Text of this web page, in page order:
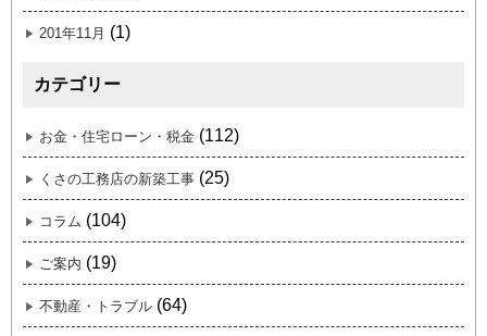
201年11月 (1)
カテゴリー
お金・住宅ローン・税金 (112)
くさの工務店の新築工事 (25)
コラム (104)
ご案内 (19)
不動産・トラブル (64)